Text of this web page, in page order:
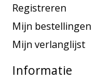
Registreren
Mijn bestellingen
Mijn verlanglijst
Informatie